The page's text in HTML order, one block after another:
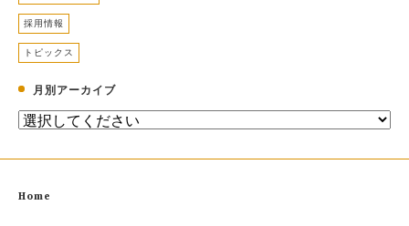
採用情報
トピックス
月別アーカイブ
Home